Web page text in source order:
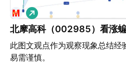
著萎缩至 6.72 M，不到峰值的
减，空头力量正趋于枯竭。 2.
圈” 股价正处于多层支撑构筑的
线：38.44 (趋势支撑线，黄色)
位置。缩量回踩是好现象。 防
北摩高科（002985）看涨
此图文观点作为观察现象总结经
易需谨慎。
做
多